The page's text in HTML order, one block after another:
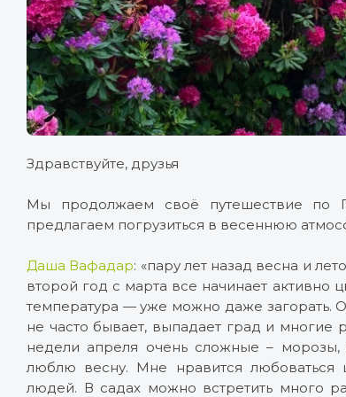
Здравствуйте, друзья
Мы продолжаем своё путешествие
предлагаем погрузиться в весеннюю
Даша Вафадар: «пару лет назад весна и
второй год с марта все начинает активно
температура — уже можно даже загорать.
не часто бывает, выпадает град и
недели апреля очень сложные –
люблю весну. Мне нравится
людей. В садах можно встретить много